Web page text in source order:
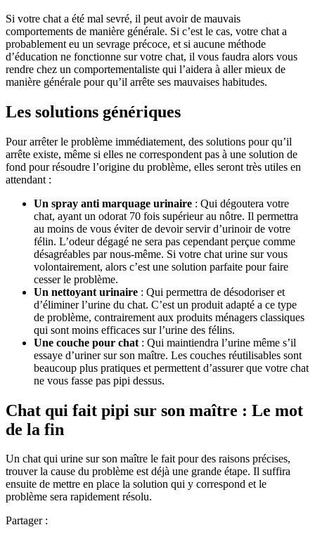
Si votre chat a été mal sevré, il peut avoir de mauvais
comportements de manière générale. Si c’est le cas, votre chat a
probablement eu un sevrage précoce, et si aucune méthode
d’éducation ne fonctionne sur votre chat, il vous faudra alors vous
rendre chez un comportementaliste qui l’aidera à aller mieux de
manière générale pour qu’il arrête ses mauvaises habitudes.
Les solutions génériques
Pour arrêter le problème immédiatement, des solutions pour qu’il
arrête existe, même si elles ne correspondent pas à une solution de
fond pour résoudre l’origine du problème, elles seront très utiles en
attendant :
Un spray anti marquage urinaire : Qui dégoutera votre
chat, ayant un odorat 70 fois supérieur au nôtre. Il permettra
au moins de vous éviter de devoir servir d’urinoir de votre
félin. L’odeur dégagé ne sera pas cependant perçue comme
désagréables par nous-même. Si votre chat urine sur vous
volontairement, alors c’est une solution parfaite pour faire
cesser le problème.
Un nettoyant urinaire : Qui permettra de désodoriser et
d’éliminer l’urine du chat. C’est un produit adapté a ce type
de problème, contrairement aux produits ménagers classiques
qui sont moins efficaces sur l’urine des félins.
Une couche pour chat : Qui maintiendra l’urine même s’il
essaye d’uriner sur son maître. Les couches réutilisables sont
beaucoup plus pratiques et permettent d’assurer que votre chat
ne vous fasse pas pipi dessus.
Chat qui fait pipi sur son maître : Le mot
de la fin
Un chat qui urine sur son maître le fait pour des raisons précises,
trouver la cause du problème est déjà une grande étape. Il suffira
ensuite de mettre en place la solution qui y correspond et le
problème sera rapidement résolu.
Partager :